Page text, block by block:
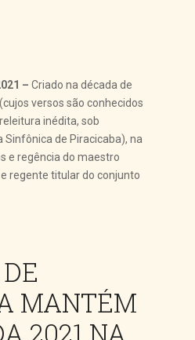
– Criado na década de
versos são conhecidos
inédita, sob
Sinfônica de Piracicaba), na
e regência do maestro
regente titular do conjunto
MANTÉM
2021 NA